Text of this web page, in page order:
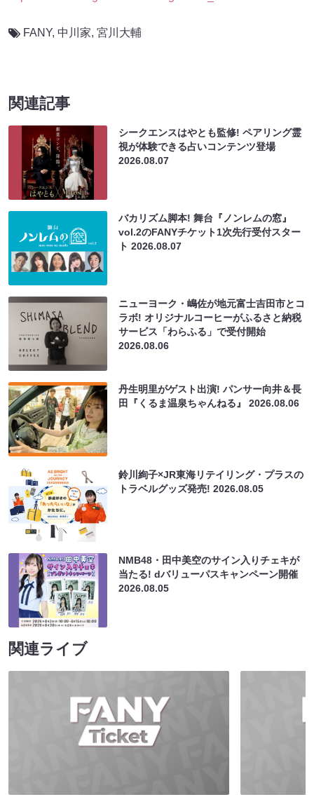
FANY, 中川家, 宮川大輔
関連記事
シークエンスはやとも監修! ペアリング霊
視が体験できる占いコンテンツ登場
2026.08.07
バカリズム脚本! 舞台『ノンレムの窓』
vol.2のFANYチケット1次先行受付スター
ト2026.08.07
ニューヨーク・嶋佐が地元富士吉田市とコ
ラボ! オリジナルコーヒーがふるさと納税
サービス「わらふる」で受付開始
2026.08.06
丹生明里がゲスト出演! パンサー向井＆長
田『くるま温泉ちゃんねる』2026.08.06
鈴川絢子×JR東海リテイリング・プラスの
トラベルグッズ発売!2026.08.05
NMB48・田中美空のサイン入りチェキが
当たる! dバリューパスキャンペーン開催
2026.08.05
関連ライブ